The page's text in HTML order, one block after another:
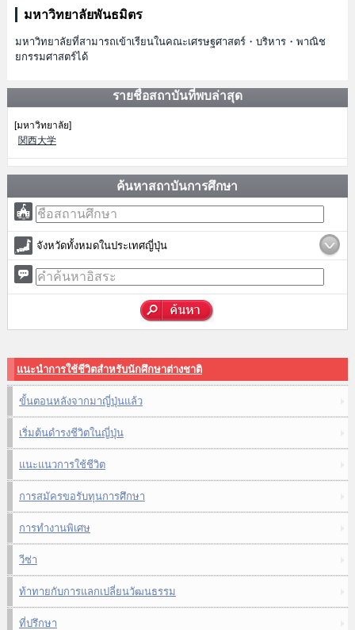
มหาวิทยาลัยพันธมิตร
มหาวิทยาลัยที่สามารถเข้าเรียนในคณะเศรษฐศาสตร์・บริหาร・พาณิช
ยกรรมศาสตร์ได้
รายชื่อสถาบันที่พบล่าสุด
[มหาวิทยาลัย]
関西大学
ค้นหาสถาบันการศึกษา
จังหวัดทั้งหมดในประเทศญี่ปุ่น
แนะนำการใช้ชีวิตสำหรับนักศึกษาต่างชาติ
ขั้นตอนหลังจากมาญี่ปุ่นแล้ว
เริ่มต้นดำรงชีวิตในญี่ปุ่น
แนะแนวการใช้ชีวิต
การสมัครขอรับทุนการศึกษา
การทำงานพิเศษ
วีซ่า
ท้าทายกับการแลกเปลี่ยนวัฒนธรรม
ที่ปรึกษา